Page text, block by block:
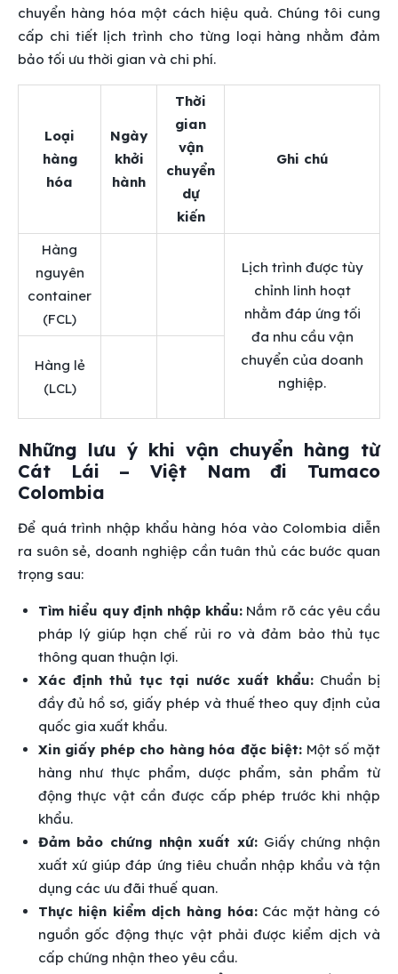
chuyển hàng hóa một cách hiệu quả. Chúng tôi cung
cấp chi tiết lịch trình cho từng loại hàng nhằm đảm
bảo tối ưu thời gian và chi phí.
Loại
hàng
hóa
Ngày
khởi
hành
Thời
gian
vận
chuyển
dự
kiến
Ghi chú
Hàng
nguyên
container
(FCL)
Lịch trình được tùy
chỉnh linh hoạt
nhằm đáp ứng tối
đa nhu cầu vận
chuyển của doanh
nghiệp.
Hàng lẻ
(LCL)
Những lưu ý khi vận chuyển hàng từ
Cát Lái – Việt Nam đi Tumaco
Colombia
Để quá trình nhập khẩu hàng hóa vào Colombia diễn
ra suôn sẻ, doanh nghiệp cần tuân thủ các bước quan
trọng sau:
Tìm hiểu quy định nhập khẩu: Nắm rõ các yêu cầu
pháp lý giúp hạn chế rủi ro và đảm bảo thủ tục
thông quan thuận lợi.
Xác định thủ tục tại nước xuất khẩu:Chuẩn bị
đầy đủ hồ sơ, giấy phép và thuế theo quy định của
quốc gia xuất khẩu.
Xin giấy phép cho hàng hóa đặc biệt: Một số mặt
hàng như thực phẩm, dược phẩm, sản phẩm từ
động thực vật cần được cấp phép trước khi nhập
khẩu.
Đảm bảo chứng nhận xuất xứ:Giấy chứng nhận
xuất xứ giúp đáp ứng tiêu chuẩn nhập khẩu và tận
dụng các ưu đãi thuế quan.
Thực hiện kiểm dịch hàng hóa:Các mặt hàng có
nguồn gốc động thực vật phải được kiểm dịch và
cấp chứng nhận theo yêu cầu.